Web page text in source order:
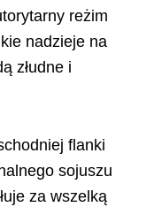
reżim
nadzieje na
złudne i
flanki
sojuszu
za wszelką